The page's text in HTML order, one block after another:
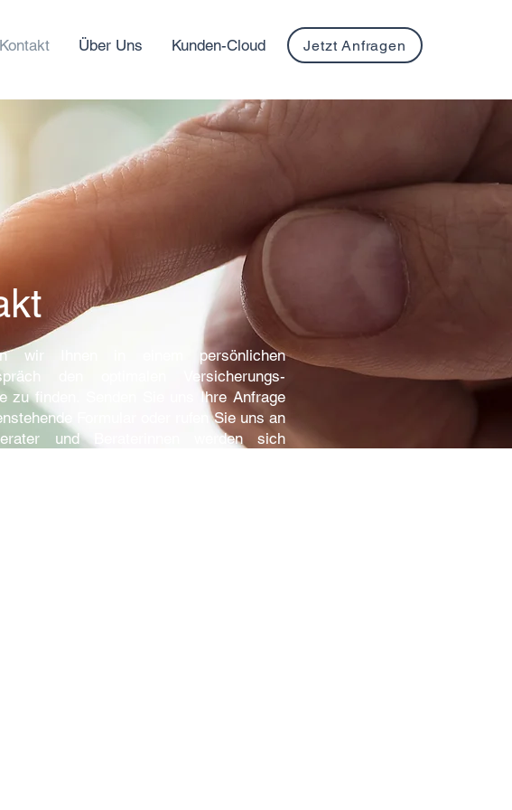
Kontakt Über Uns Kunden-Cloud Jetzt Anfragen
wir Ihnen in einem persönlichen
den optimalen Versicherungs-
zu finden. Senden Sie uns Ihre Anfrage
Formular oder rufen Sie uns an
und Beraterinnen werden sich